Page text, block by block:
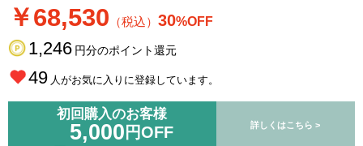
￥68,530 （税込） 30%OFF
1,246 円分のポイント還元
49 人がお気に入りに登録しています。
初回購入のお客様
5,000 円OFF 詳しくはこちら >